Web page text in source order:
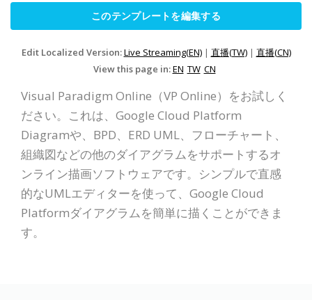
このテンプレートを編集する
Edit Localized Version:Live Streaming(EN)| 直播(TW)| 直播(CN)
View this page in:EN TW CN
Visual Paradigm Online（VP Online）をお試しく
ださい。これは、Google Cloud Platform
Diagramや、BPD、ERD UML、フローチャート、
組織図などの他のダイアグラムをサポートするオ
ンライン描画ソフトウェアです。シンプルで直感
的なUMLエディターを使って、Google Cloud
Platformダイアグラムを簡単に描くことができま
す。